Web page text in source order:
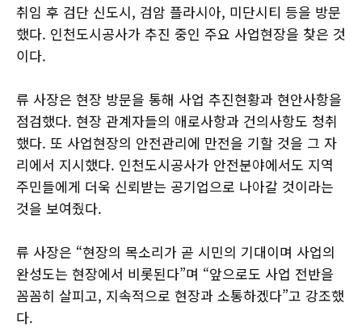
취임 후 검단 신도시, 검암 플라시아, 미단시티 등을 방문
했다. 인천도시공사가 추진 중인 주요 사업현장을 찾은 것
이다.
류 사장은 현장 방문을 통해 사업 추진현황과 현안사항을
점검했다. 현장 관계자들의 애로사항과 건의사항도 청취
했다. 또 사업현장의 안전관리에 만전을 기할 것을 그 자
리에서 지시했다. 인천도시공사가 안전분야에서도 지역
주민들에게 더욱 신뢰받는 공기업으로 나아갈 것이라는
것을 보여줬다.
류 사장은 “현장의 목소리가 곧 시민의 기대이며 사업의
완성도는 현장에서 비롯된다”며 “앞으로도 사업 전반을
꼼꼼히 살피고, 지속적으로 현장과 소통하겠다”고 강조했
다.